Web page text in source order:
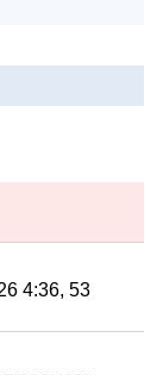
4:36, 53